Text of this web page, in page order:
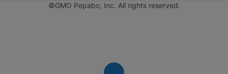
©GMO Pepabo, Inc. All rights reserved.